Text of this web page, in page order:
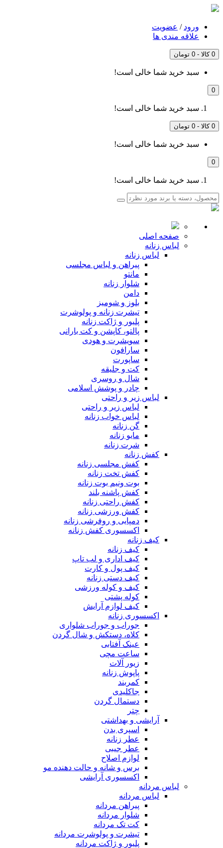
ورود / عضویت
علاقه مندی ها
0 کالا - 0 تومان
سبد خرید شما خالی است!
0
سبد خرید شما خالی است!
0 کالا - 0 تومان
سبد خرید شما خالی است!
0
سبد خرید شما خالی است!
صفحه اصلی
لباس زنانه
لباس زنانه
پیراهن و لباس مجلسی
مانتو
شلوار زنانه
دامن
بلوز و شومیز
تیشرت زنانه و پولوشرت
پلیور و ژاکت زنانه
پالتو، کاپشن و کت بارانی
سویشرت و هودی
سارافون
ساپورت
کت و جلیقه
شال و روسری
چادر و پوشش اسلامی
لباس زیر و راحتی
لباس زیر و راحتی
لباس خواب زنانه
گن زنانه
مایو زنانه
شرت زنانه
کفش زنانه
کفش مجلسی زنانه
کفش تخت زنانه
بوت ونیم بوت زنانه
کفش پاشنه بلند
کفش راحتی زنانه
کفش ورزشی زنانه
دمپایی و روفرشی زنانه
اکسسوری کفش زنانه
کیف زنانه
کیف زنانه
کیف اداری و لب تاپ
کیف پول و کارت
کیف دستی زنانه
کیف و کوله ورزشی
کوله پشتی
کیف لوازم آرایش
اکسسوری زنانه
جوراب و جوراب شلواری
کلاه، دستکش و شال گردن
عینک آفتابی
ساعت مچی
زیور آلات
پاپوش زنانه
کمربند
جاکلیدی
دستمال گردن
چتر
آرایشی و بهداشتی
اسپری بدن
عطر زنانه
عطر جیبی
لوازم اصلاح
برس و شانه و حالت دهنده مو
اکسسوری آرایشی
لباس مردانه
لباس مردانه
پیراهن مردانه
شلوار مردانه
کت تک مردانه
تیشرت و پولوشرت مردانه
پلیور و ژاکت مردانه